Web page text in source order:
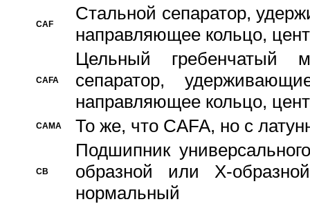
CAF
Стальной сепаратор,
направляющее кольцо,
CAFA
Цельный гребенчатый
сепаратор,
направляющее кольцо,
CAMA То же, что CAFA, но с
CB
Подшипник
образной или Х-
нормальный